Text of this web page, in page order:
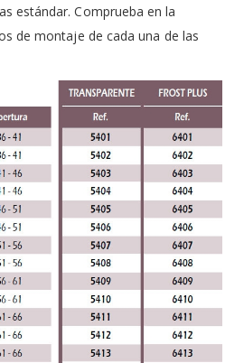
estándar. Comprueba en la
de montaje de cada una de las